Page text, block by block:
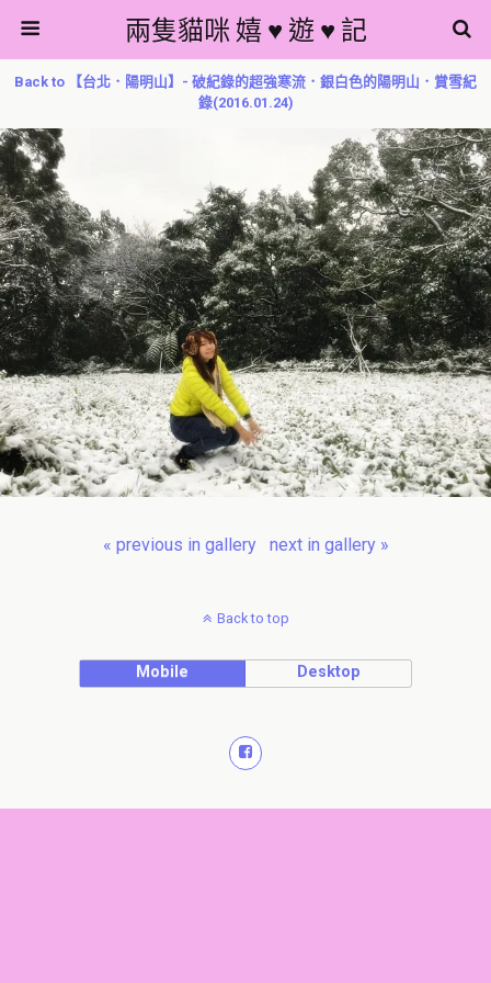
兩隻貓咪 嬉 ♥ 遊 ♥ 記
Back to 【台北．陽明山】- 破紀錄的超強寒流．銀白色的陽明山．賞雪紀
錄(2016.01.24)
« previous in gallery next in gallery »
Back to top
Mobile Desktop